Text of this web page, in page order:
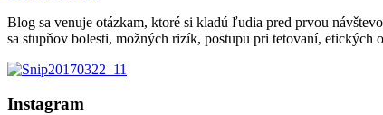
Blog sa venuje otázkam, ktoré si kladú ľudia pred prvou
sa stupňov bolesti, možných rizík, postupu pri tetovaní,
Instagram